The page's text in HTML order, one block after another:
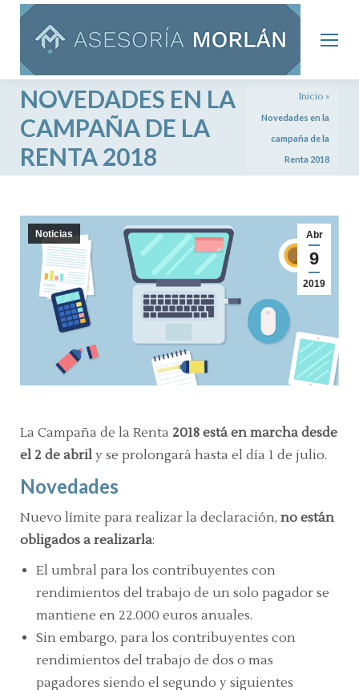
NOVEDADES EN LA
CAMPAÑA DE LA
RENTA 2018
Inicio »
Novedades en la
campaña de la
Renta 2018
Abr
9
2019
Noticias
La Campaña de la Renta 2018 está en marcha desde
el 2 de abril y se prolongará hasta el día 1 de julio.
Novedades
Nuevo límite para realizar la declaración, no están
obligados a realizarla:
El umbral para los contribuyentes con
rendimientos del trabajo de un solo pagador se
mantiene en 22.000 euros anuales.
Sin embargo, para los contribuyentes con
rendimientos del trabajo de dos o mas
pagadores siendo el segundo y siguientes